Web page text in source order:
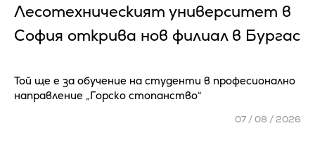
Лесотехническият университет в
София открива нов филиал в Бургас
Той ще е за обучение на студенти в професионално
направление „Горско стопанство“
07 / 08 / 2026